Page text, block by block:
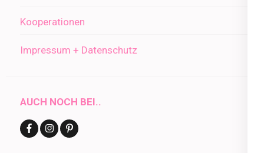
Kooperationen
Impressum + Datenschutz
AUCH NOCH BEI..